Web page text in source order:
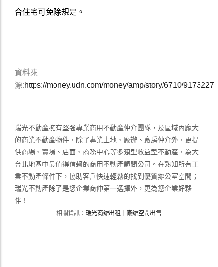
合住宅可免除規定。
資料來
源:https://money.udn.com/money/amp/story/6710/9173227
瑞光不動產擁有堅強專業商用不動產仲介團隊，及區域內龐大
的商業不動產物件，除了專業土地、廠辦、廠房仲介外，更提
供商場、賣場、店面、商務中心等多類型收益型不動產，為大
台北地區中最值得信賴的商用不動產顧問公司。在熟知所有工
業不動產條件下，協助客戶快速輕鬆的找到優質辦公室空間；
瑞光不動產除了是您企業商仲第一選擇外，更為您企業好夥
伴！
相關資訊： 瑞光商辦出租 廠辦空間出售